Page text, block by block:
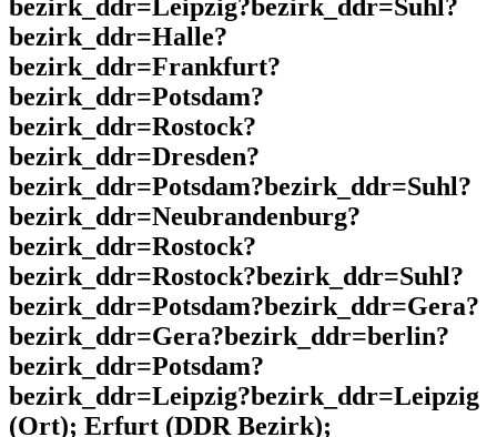
bezirk_ddr=Leipzig?bezirk_ddr=Suhl?
bezirk_ddr=Halle?
bezirk_ddr=Frankfurt?
bezirk_ddr=Potsdam?
bezirk_ddr=Rostock?
bezirk_ddr=Dresden?
bezirk_ddr=Potsdam?bezirk_ddr=Suhl?
bezirk_ddr=Neubrandenburg?
bezirk_ddr=Rostock?
bezirk_ddr=Rostock?bezirk_ddr=Suhl?
bezirk_ddr=Potsdam?bezirk_ddr=Gera?
bezirk_ddr=Gera?bezirk_ddr=berlin?
bezirk_ddr=Potsdam?
bezirk_ddr=Leipzig?bezirk_ddr=Leipzig
(Ort); Erfurt (DDR Bezirk);